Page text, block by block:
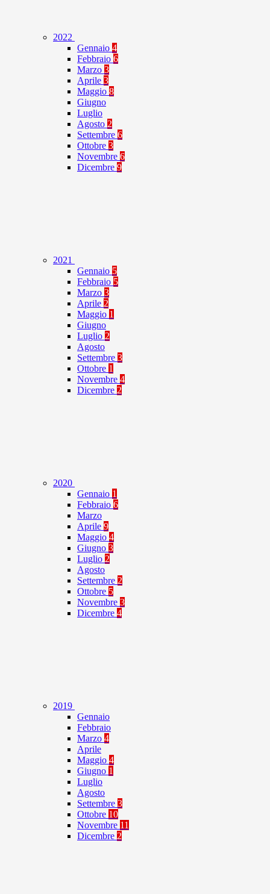
2022
Gennaio 4
Febbraio 6
Marzo 3
Aprile 3
Maggio 8
Giugno
Luglio
Agosto 2
Settembre 6
Ottobre 3
Novembre 6
Dicembre 9
2021
Gennaio 5
Febbraio 5
Marzo 3
Aprile 2
Maggio 1
Giugno
Luglio 2
Agosto
Settembre 3
Ottobre 1
Novembre 4
Dicembre 2
2020
Gennaio 1
Febbraio 6
Marzo
Aprile 9
Maggio 4
Giugno 3
Luglio 2
Agosto
Settembre 2
Ottobre 5
Novembre 3
Dicembre 4
2019
Gennaio
Febbraio
Marzo 4
Aprile
Maggio 4
Giugno 1
Luglio
Agosto
Settembre 3
Ottobre 10
Novembre 11
Dicembre 2